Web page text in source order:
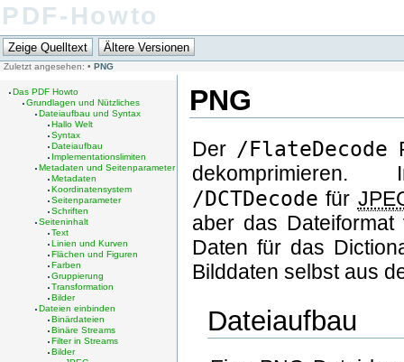
PDF-Howto
Zuletzt angesehen: • PNG
Das PDF Howto
Grundlagen und Nützliches
Dateiaufbau und Syntax
Hallo Welt
Syntax
Dateiaufbau
Implementationslimiten
Metadaten und Seitenparameter
Metadaten
Koordinatensystem
Seitenparameter
Schriften
Seiteninhalt
Text
Linien und Kurven
Flächen und Figuren
Farben
Gruppierung
Transformation
Bilder
Dateien einbinden
Binärdateien
Binäre Streams
Filter in Streams
Bilder
PNG
Der /FlateDecode
/DCTDecode für
aber das
Daten für das
Bilddaten selbst aus
Dateiaufbau